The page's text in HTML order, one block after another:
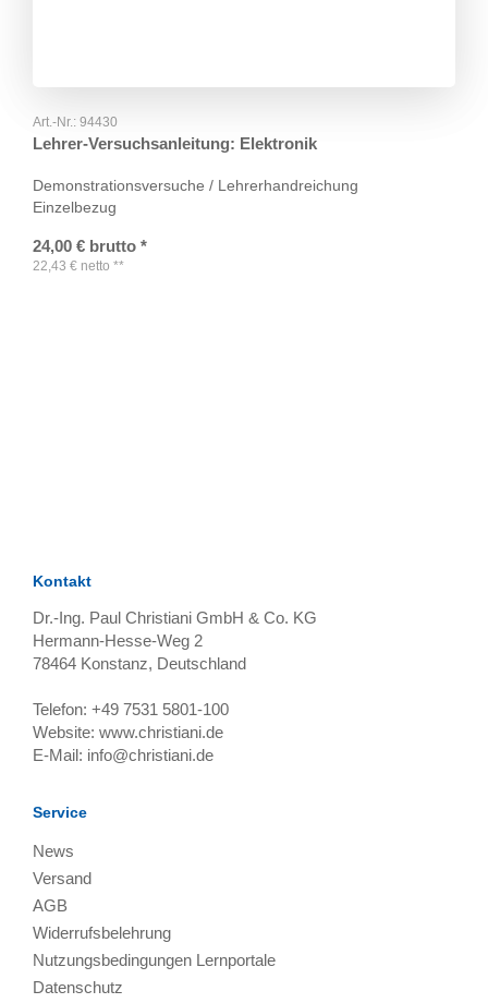
Art.-Nr.: 94430
Lehrer-Versuchsanleitung: Elektronik
Demonstrationsversuche / Lehrerhandreichung
Einzelbezug
24,00 € brutto *
22,43 € netto **
Kontakt
Dr.-Ing. Paul Christiani GmbH & Co. KG
Hermann-Hesse-Weg 2
78464 Konstanz, Deutschland
Telefon: +49 7531 5801-100
Website: www.christiani.de
E-Mail: info@christiani.de
Service
News
Versand
AGB
Widerrufsbelehrung
Nutzungsbedingungen Lernportale
Datenschutz